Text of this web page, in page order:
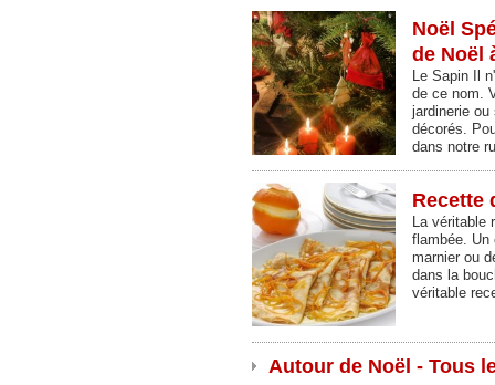
Noël
de Noël
Le Sapin Il
de ce nom.
jardinerie
décorés.
dans notre
Recette
La véritable
flambée. Un
marnier ou
dans la
véritable
Autour de Noël - Tous